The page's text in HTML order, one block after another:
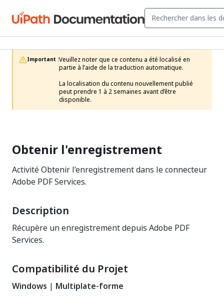
Important :Veuillez noter que ce contenu a été localisé en
partie à l’aide de la traduction automatique.
La localisation du contenu nouvellement publié
peut prendre 1 à 2 semaines avant d’être
disponible.
Obtenir l'enregistrement
Activité Obtenir l’enregistrement dans le connecteur
Adobe PDF Services.
Description
Récupère un enregistrement depuis Adobe PDF
Services.
Compatibilité du Projet
Windows | Multiplate-forme